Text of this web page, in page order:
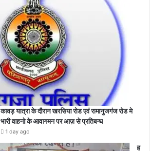
कावड़ यात्रा के दौरान खरसिया रोड एवं रामानुजगंज रोड मे
भारी वाहनो के आवागमन पर आज़ से प्रतिबन्ध
1 day ago
ह